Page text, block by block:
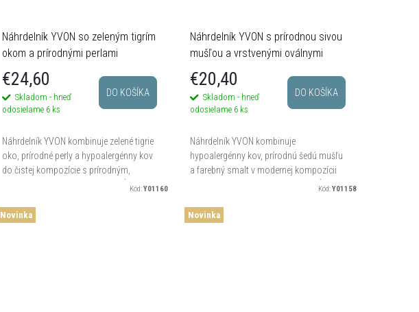
Náhrdelník YVON so zeleným tigrím
okom a prírodnými perlami
€24,60
Skladom - hneď
odosielame 6 ks
DO KOŠÍKA
Náhrdelník YVON kombinuje zelené tigrie
oko, prírodné perly a hypoalergénny kov
do čistej kompozície s prírodným,
pokojne elegantným výrazom. Dĺžka 42
Kód:Y01160
Náhrdelník YVON s prírodnou sivou
mušľou a vrstvenými oválnymi
prvkami
€20,40
Skladom - hneď
odosielame 6 ks
DO KOŠÍKA
Náhrdelník YVON kombinuje
hypoalergénny kov, prírodnú šedú mušľu
a farebný smalt v modernej kompozícii
nepravidelných oválnych prvkov. Dĺžka
Kód:Y01158
Novinka Novinka